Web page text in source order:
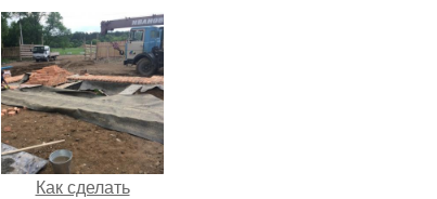
Как сделать